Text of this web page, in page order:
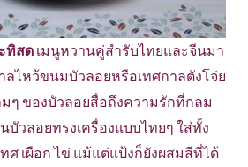
ทิสด เมนูหวานคู่สำรับไทยและจีนมา
ลไหว้ขนมบัวลอยหรือเทศกาลตังโจ่ย
ๆ ของบัวลอยสื่อถึงความรักที่กลม
บัวลอยทรงเครื่องแบบไทยๆ ใส่ทั้ง
ศ เผือก ไข่ แม้แต่แป้งก็ยังผสมสีที่ได้